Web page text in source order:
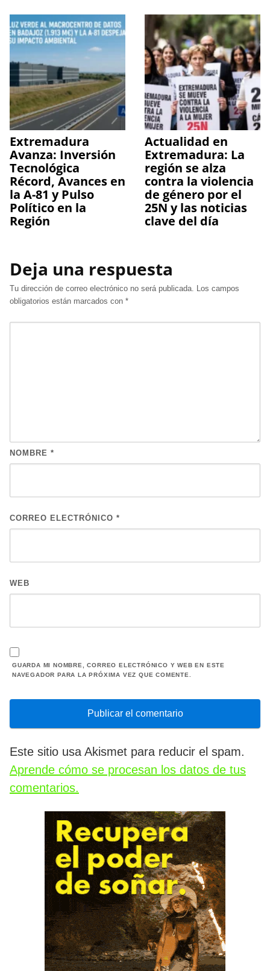
Extremadura
Avanza: Inversión
Tecnológica
Récord, Avances en
la A-81 y Pulso
Político en la
Región
Actualidad en
Extremadura: La
región se alza
contra la violencia
de género por el
25N y las noticias
clave del día
Deja una respuesta
Tu dirección de correo electrónico no será publicada.
Los campos
obligatorios están marcados con *
NOMBRE *
CORREO ELECTRÓNICO *
WEB
GUARDA MI NOMBRE, CORREO ELECTRÓNICO Y WEB EN ESTE
NAVEGADOR PARA LA PRÓXIMA VEZ QUE COMENTE.
Este sitio usa Akismet para reducir el spam.
Aprende cómo se procesan los datos de tus
comentarios.